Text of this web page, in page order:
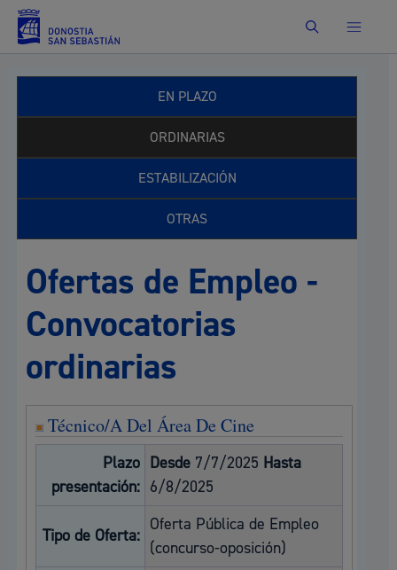
Buscar
EN PLAZO
ORDINARIAS
ESTABILIZACIÓN
OTRAS
Ofertas de Empleo -
Convocatorias
ordinarias
Técnico/A Del Área De Cine
Plazo
presentación:
Desde 7/7/2025 Hasta
6/8/2025
Tipo de Oferta:
Oferta Pública de Empleo
(concurso-oposición)